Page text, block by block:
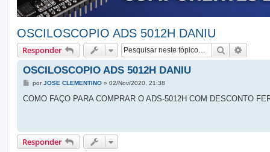
OSCILOSCOPIO ADS 5012H DANIU
Responder Pesquisar
OSCILOSCOPIO ADS 5012H DANIU
M
n
m
porJOSE CLEMENTINO» 02/Nov/2020, 21:38
COMO FAÇO PARA COMPRAR O ADS-5012H COM DESCONTO
Responder